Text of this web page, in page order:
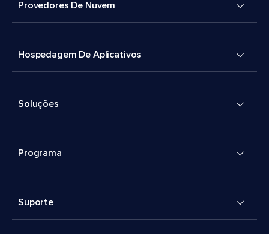
Provedores De Nuvem
Hospedagem De Aplicativos
Soluções
Programa
Suporte